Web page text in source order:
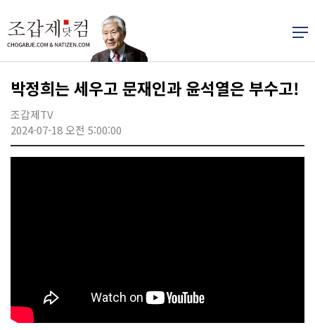
박정희는 세우고 문재인과 윤석열은 부수고!
조갑제TV
2024-07-18 오전 5:00:00